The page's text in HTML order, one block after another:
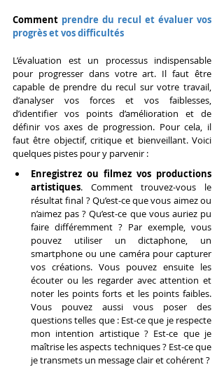
Comment prendre du recul et évaluer vos
progrès et vos difficultés
L’évaluation est un processus indispensable
pour progresser dans votre art. Il faut être
capable de prendre du recul sur votre travail,
d’analyser vos forces et vos faiblesses,
d’identifier vos points d’amélioration et de
définir vos axes de progression. Pour cela, il
faut être objectif, critique et bienveillant. Voici
quelques pistes pour y parvenir :
Enregistrez ou filmez vos productions
artistiques. Comment trouvez-vous le
résultat final ? Qu’est-ce que vous aimez ou
n’aimez pas ? Qu’est-ce que vous auriez pu
faire différemment ? Par exemple, vous
pouvez utiliser un dictaphone, un
smartphone ou une caméra pour capturer
vos créations. Vous pouvez ensuite les
écouter ou les regarder avec attention et
noter les points forts et les points faibles.
Vous pouvez aussi vous poser des
questions telles que : Est-ce que je respecte
mon intention artistique ? Est-ce que je
maîtrise les aspects techniques ? Est-ce que
je transmets un message clair et cohérent ?